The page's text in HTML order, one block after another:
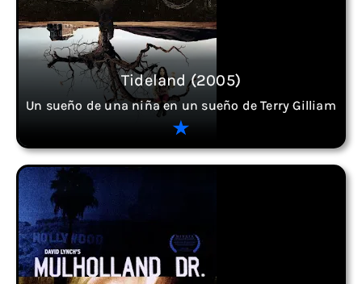
Tideland (2005)
Un sueño de una niña en un sueño de Terry Gilliam